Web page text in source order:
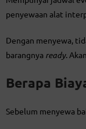
penyewaan alat
Dengan menyewa,
barangnya ready.
Berapa
Sebelum menyewa